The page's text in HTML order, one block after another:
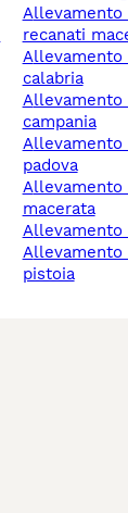
allevamento cani
recanati
allevamento cani reggio
calabria
allevamento cani
campania
allevamento cani
padova
allevamento cani
macerata
allevamento cani
pistoia